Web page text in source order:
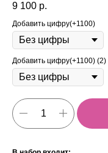
9 100 р.
Добавить цифру(+1100)
Добавить цифру(+1100) (2)